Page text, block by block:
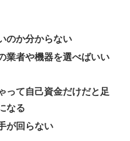
のか分からない
業者や機器を選べばいい
って自己資金だけだと足
なる
が回らない